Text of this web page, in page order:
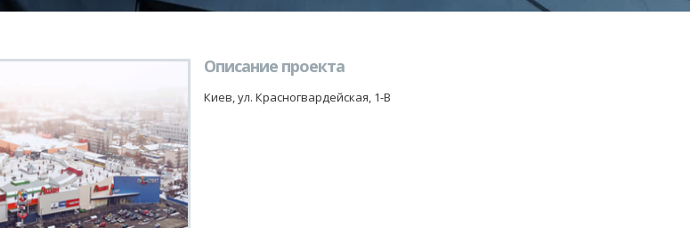
Описание проекта
Киев, ул. Красногвардейская, 1-В